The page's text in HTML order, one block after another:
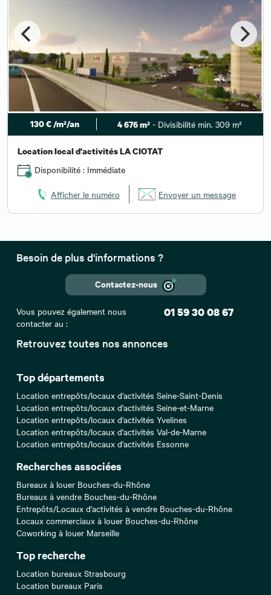
130 € /m²/an 4 676 m²- Divisibilité min. 309 m²
Location local d'activités LA CIOTAT
Disponibilité : Immédiate
Afficher le numéro Envoyer un message
Retrouvez toutes nos annonces
Top départements
Location entrepôts/locaux d'activités Seine-Saint-Denis
Location entrepôts/locaux d'activités Seine-et-Marne
Location entrepôts/locaux d'activités Yvelines
Location entrepôts/locaux d'activités Val-de-Marne
Location entrepôts/locaux d'activités Essonne
Recherches associées
Bureaux à louer Bouches-du-Rhône
Bureaux à vendre Bouches-du-Rhône
Entrepôts/Locaux d'activités à vendre Bouches-du-Rhône
Locaux commerciaux à louer Bouches-du-Rhône
Coworking à louer Marseille
Top recherche
Location bureaux Strasbourg
Location bureaux Paris
Besoin de plus d'informations ?
Contactez-nous
Vous pouvez également nous
contacter au :
01 59 30 08 67